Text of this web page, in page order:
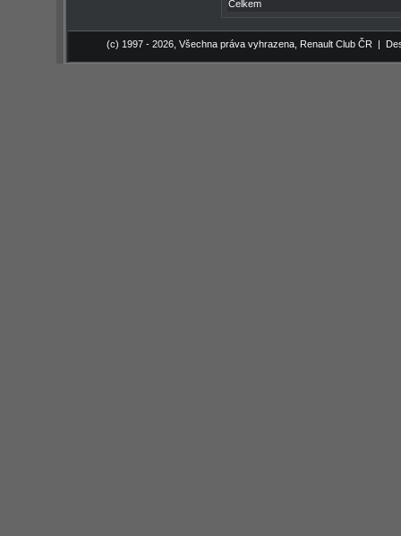
Celkem
(c) 1997 - 2026, Všechna práva vyhrazena, Renault Club ČR |